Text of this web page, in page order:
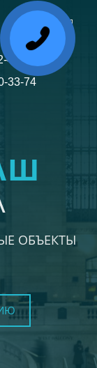
Toggle
ОБЪЕКТЫ
45-81
33-74